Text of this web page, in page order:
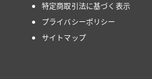
特定商取引法に基づく表示
プライバシーポリシー
サイトマップ